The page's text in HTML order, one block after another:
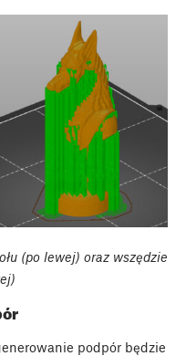
(po lewej) oraz wszędzie
podpór będzie